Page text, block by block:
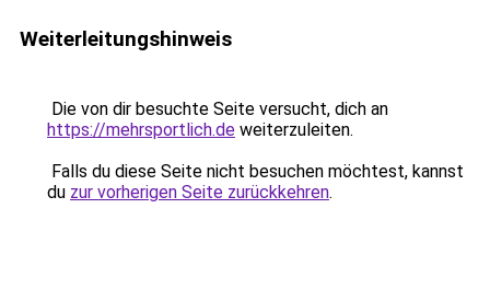
Weiterleitungshinweis
Die von dir besuchte Seite versucht, dich an
https://mehrsportlich.de weiterzuleiten.
Falls du diese Seite nicht besuchen möchtest, kannst
du zur vorherigen Seite zurückkehren.